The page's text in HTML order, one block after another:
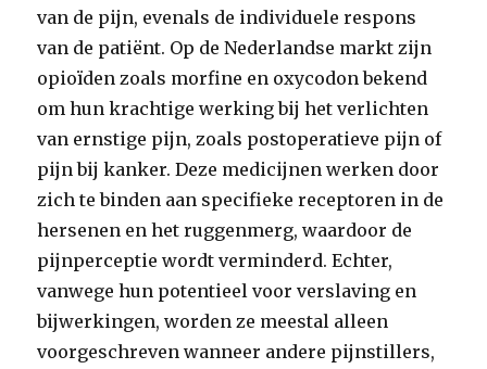
van de pijn, evenals de individuele respons
van de patiënt. Op de Nederlandse markt zijn
opioïden zoals morfine en oxycodon bekend
om hun krachtige werking bij het verlichten
van ernstige pijn, zoals postoperatieve pijn of
pijn bij kanker. Deze medicijnen werken door
zich te binden aan specifieke receptoren in de
hersenen en het ruggenmerg, waardoor de
pijnperceptie wordt verminderd. Echter,
vanwege hun potentieel voor verslaving en
bijwerkingen, worden ze meestal alleen
voorgeschreven wanneer andere pijnstillers,